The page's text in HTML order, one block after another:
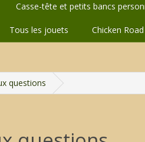
Casse-tête et petits bancs
Tous les jouets Chicken Road
questions